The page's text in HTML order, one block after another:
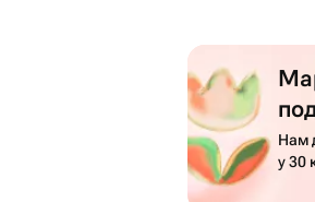
Нам
у 30